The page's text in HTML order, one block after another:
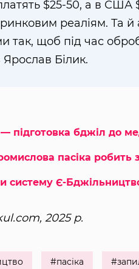
$25-50, а в США
ринковим реаліям. Та
так, щоб під час
Ярослав Білик.
підготовка бджіл до
пасіка робить
систему Є-
2025 р.
#пасіка